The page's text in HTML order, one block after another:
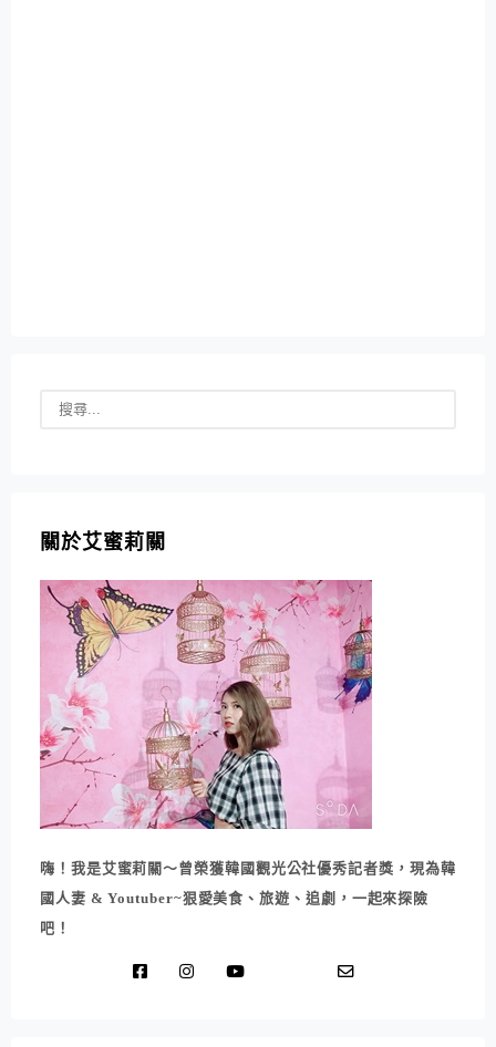
關於艾蜜莉關
嗨！我是艾蜜莉關～曾榮獲韓國觀光公社優秀記者獎，現為韓
國人妻 & Youtuber~狠愛美食、旅遊、追劇，一起來探險
吧！